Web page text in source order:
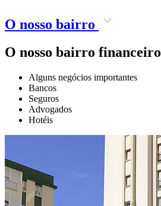
O nosso bairro
O nosso bairro financeiro
Alguns negócios importantes
Bancos
Seguros
Advogados
Hotéis